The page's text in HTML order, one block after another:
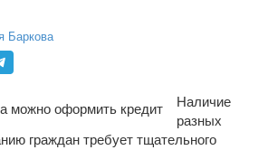
Баркова
Наличие
разных
граждан требует тщательного